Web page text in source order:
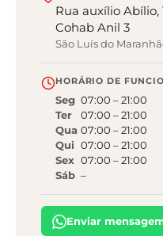
Rua auxílio Abílio,
Cohab Anil 3
São Luís do
HORÁRIO DE
Seg 07:00 –21:00
Ter
07:00 –21:00
Qua 07:00 –21:00
Qui 07:00 –21:00
Sex 07:00 –21:00
Sáb –
Enviar